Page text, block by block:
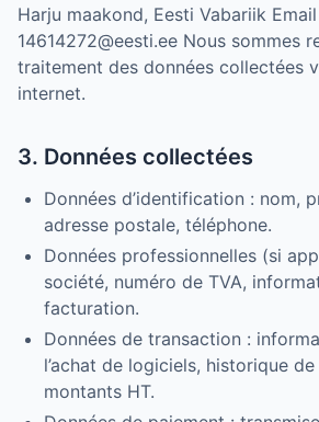
Harju maakond, Eesti Vabariik Email
14614272@eesti.ee Nous sommes
traitement des données collectées
internet.
3. Données collectées
Données d’identification : nom,
adresse postale, téléphone.
Données professionnelles (si
société, numéro de TVA,
facturation.
Données de transaction :
l’achat de logiciels, historique
montants HT.